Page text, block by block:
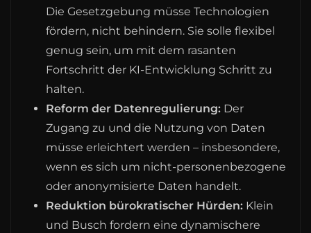
Die Gesetzgebung müsse Technologien
fördern, nicht behindern. Sie solle flexibel
genug sein, um mit dem rasanten
Fortschritt der KI-Entwicklung Schritt zu
halten.
Reform der Datenregulierung: Der
Zugang zu und die Nutzung von Daten
müsse erleichtert werden – insbesondere,
wenn es sich um nicht-personenbezogene
oder anonymisierte Daten handelt.
Reduktion bürokratischer Hürden: Klein
und Busch fordern eine dynamischere